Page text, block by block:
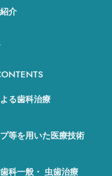
介
る歯科治療
等を用いた医療技術
科一般・ 虫歯治療